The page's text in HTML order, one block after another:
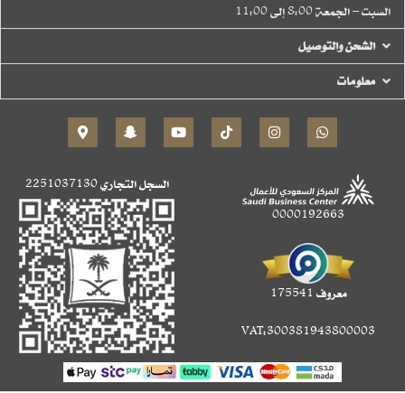
السبت – الجمعة 8:00 إلى 11:00
الشحن والتوصيل
معلومات
0000192663
معروف 175541
VAT:300381943800003
السجل التجاري2251037130